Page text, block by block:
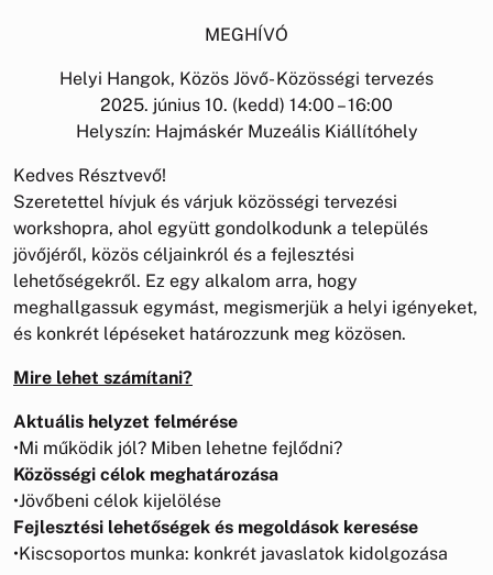
MEGHÍVÓ
Helyi Hangok, Közös Jövő- Közösségi tervezés
2025. június 10. (kedd) 14:00 – 16:00
Helyszín: Hajmáskér Muzeális Kiállítóhely
Kedves Résztvevő!
Szeretettel hívjuk és várjuk közösségi tervezési
workshopra, ahol együtt gondolkodunk a település
jövőjéről, közös céljainkról és a fejlesztési
lehetőségekről. Ez egy alkalom arra, hogy
meghallgassuk egymást, megismerjük a helyi igényeket,
és konkrét lépéseket határozzunk meg közösen.
Mire lehet számítani?
Aktuális helyzet felmérése
•Mi működik jól? Miben lehetne fejlődni?
Közösségi célok meghatározása
•Jövőbeni célok kijelölése
Fejlesztési lehetőségek és megoldások keresése
•Kiscsoportos munka: konkrét javaslatok kidolgozása